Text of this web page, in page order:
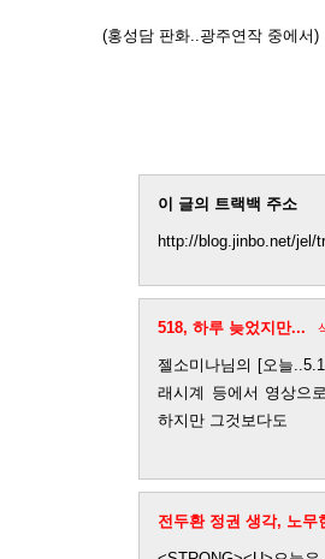
(홍성담 판화..광주연작 중에서)
이 글의 트랙백 주소
http://blog.jinbo.net/jel/
518, 하루 늦었지만...
젤소미나님의 [오늘
래시계 등에서 영상으
하지만 그것보다도
전두환 정권 생각, 노무